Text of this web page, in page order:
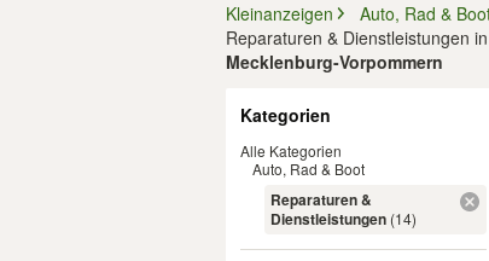
Kleinanzeigen
Auto, Rad &
Reparaturen & Dienstleistungen
Mecklenburg-Vorpommern
Kategorien
Alle Kategorien
Auto, Rad & Boot
Reparaturen &
Dienstleistungen (14)